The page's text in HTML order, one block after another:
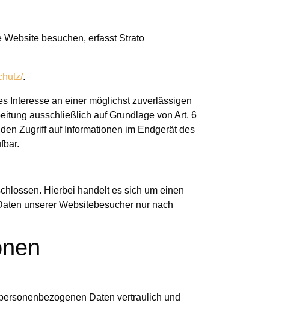
Website besuchen, erfasst Strato
.
Interesse an einer möglichst zuverlässigen
ausschließlich auf Grundlage von Art. 6
Zugriff auf Informationen im Endgerät des
Hierbei handelt es sich um einen
unserer Websitebesucher nur nach
Daten vertraulich und